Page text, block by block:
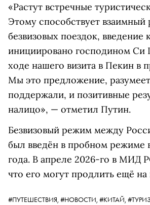
«Растут встречные
Этому способствует
безвизовых поездок, введение
инициировано господином Си
ходе нашего визита в Пекин в
Мы это предложение,
поддержали, и позитивные
налицо», — отметил Путин.
Безвизовый режим между
был введён в пробном режиме
года. В апреле 2026-го в МИД
что его могут продлить ещё на
#ПУТЕШЕСТВИЯ, #НОВОСТИ, #КИТАЙ,